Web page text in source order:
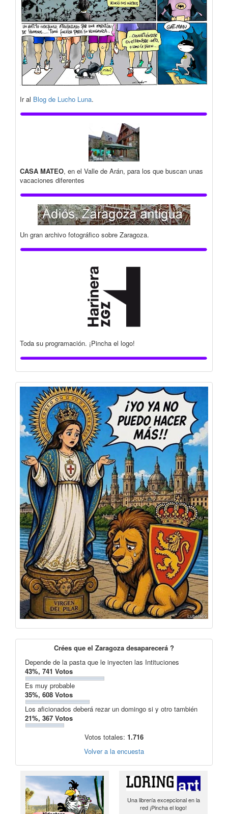
Ir al Blog de Lucho Luna.
CASA MATEO, en el Valle de Arán, para los que buscan unas
vacaciones diferentes
Un gran archivo fotográfico sobre Zaragoza.
Toda su programación. ¡Pincha el logo!
Crées que el Zaragoza desaparecerá ?
Depende de la pasta que le inyecten las Intituciones
43%, 741 Votos
Es muy probable
35%, 608 Votos
Los aficionados deberá rezar un domingo si y otro también
21%, 367 Votos
Votos totales: 1.716
Volver a la encuesta
Una librería excepcional en la
red ¡Pincha el logo!